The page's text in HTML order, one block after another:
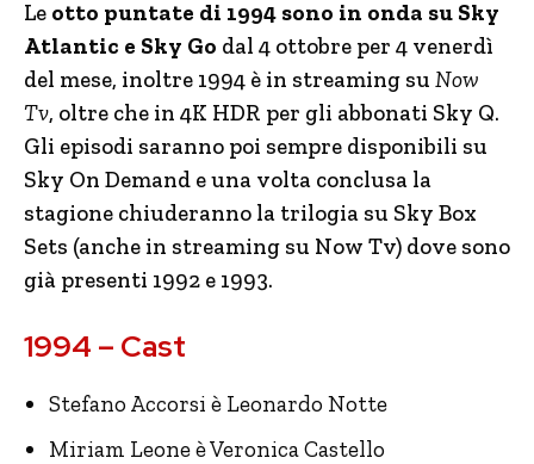
Le otto puntate di 1994 sono in onda su Sky
Atlantic e Sky Go dal 4 ottobre per 4 venerdì
del mese, inoltre 1994 è in streaming su Now
Tv, oltre che in 4K HDR per gli abbonati Sky Q.
Gli episodi saranno poi sempre disponibili su
Sky On Demand e una volta conclusa la
stagione chiuderanno la trilogia su Sky Box
Sets (anche in streaming su Now Tv) dove sono
già presenti 1992 e 1993.
1994 – Cast
Stefano Accorsi è Leonardo Notte
Miriam Leone è Veronica Castello